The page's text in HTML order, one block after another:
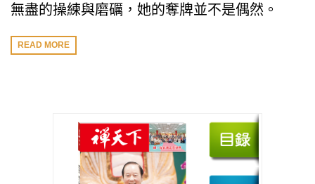
無盡的操練與磨礪，她的奪牌並不是偶然。
READ MORE